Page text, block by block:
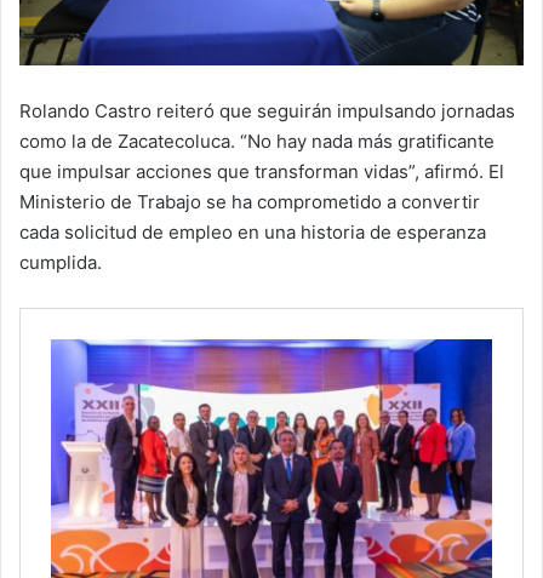
Rolando Castro reiteró que seguirán impulsando jornadas
como la de Zacatecoluca. “No hay nada más gratificante
que impulsar acciones que transforman vidas”, afirmó. El
Ministerio de Trabajo se ha comprometido a convertir
cada solicitud de empleo en una historia de esperanza
cumplida.